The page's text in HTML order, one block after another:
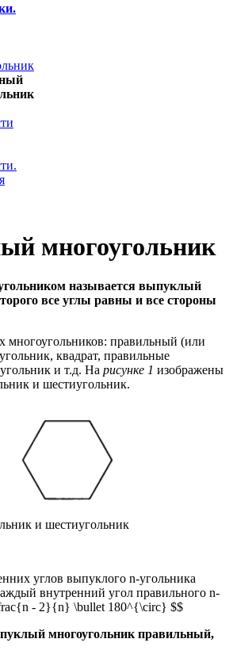
многоугольник
называется выпуклый
все углы равны и все стороны
правильный (или
квадрат, правильные
и т.д. На рисунке 1 изображены
и шестиугольник.
и шестиугольник
углов выпуклого n-угольника
внутренний угол правильного n-
- 2}{n} \bullet 180^{\circ} $$
многоугольник правильный,